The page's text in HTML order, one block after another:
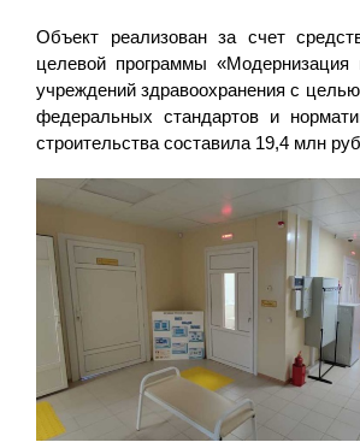
Объект реализован за счет
целевой программы «Модернизация
учреждений здравоохранения с
федеральных стандартов и
строительства составила 19,4 млн